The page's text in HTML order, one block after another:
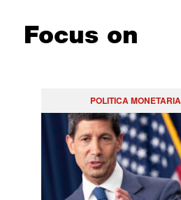
Focus on
POLITICA MONETARIA